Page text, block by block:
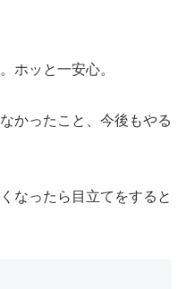
ホッと一安心。
かったこと、今後もやる
なったら目立てをすると